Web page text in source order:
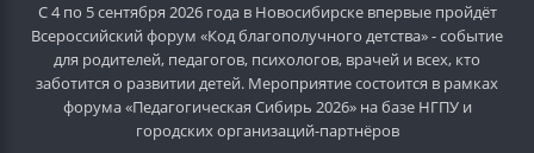
С 4 по 5 сентября 2026 года в Новосибирске впервые пройдёт
Всероссийский форум «Код благополучного детства» - событие
для родителей, педагогов, психологов, врачей и всех, кто
заботится о развитии детей. Мероприятие состоится в рамках
форума «Педагогическая Сибирь 2026» на базе НГПУ и
городских организаций-партнёров